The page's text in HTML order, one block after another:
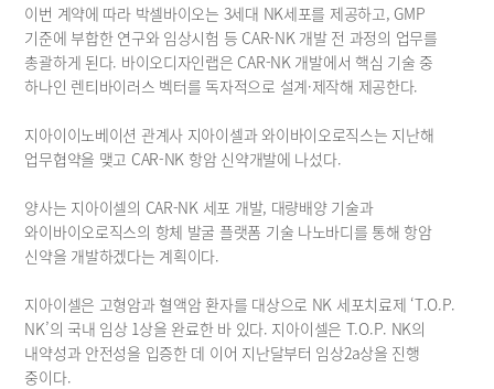
이번 계약에 따라 박셀바이오는 3세대 NK세포를 제공하고, GMP
기준에 부합한 연구와 임상시험 등 CAR-NK 개발 전 과정의 업무를
총괄하게 된다. 바이오디자인랩은 CAR-NK 개발에서 핵심 기술 중
하나인 렌티바이러스 벡터를 독자적으로 설계·제작해 제공한다.
지아이이노베이션 관계사 지아이셀과 와이바이오로직스는 지난해
업무협약을 맺고 CAR-NK 항암 신약개발에 나섰다.
양사는 지아이셀의 CAR-NK 세포 개발, 대량배양 기술과
와이바이오로직스의 항체 발굴 플랫폼 기술 나노바디를 통해 항암
신약을 개발하겠다는 계획이다.
지아이셀은 고형암과 혈액암 환자를 대상으로 NK 세포치료제 ‘T.O.P.
NK’의 국내 임상 1상을 완료한 바 있다. 지아이셀은 T.O.P. NK의
내약성과 안전성을 입증한 데 이어 지난달부터 임상2a상을 진행
중이다.